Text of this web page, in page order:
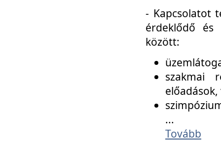
- Kapcsolatot
érdeklődő és
között:
szakmai
...
Tovább